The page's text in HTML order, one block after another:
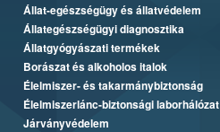
Állat-egészségügy és állatvédelem
Állategészségügyi diagnosztika
Állatgyógyászati termékek
Borászat és alkoholos italok
Élelmiszer- és takarmánybiztonság
Élelmiszerlánc-biztonsági laborhálózat
Járványvédelem